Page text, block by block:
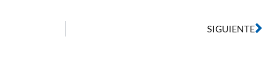
SIGUIENTE